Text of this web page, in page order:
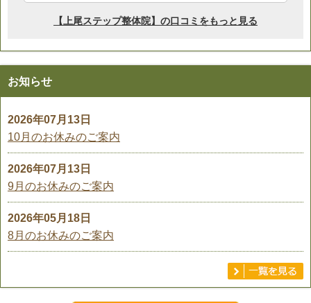
お知らせ
2026年07月13日
10月のお休みのご案内
2026年07月13日
9月のお休みのご案内
2026年05月18日
8月のお休みのご案内